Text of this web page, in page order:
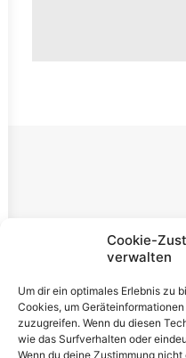
Cookie-
verwalten
Um dir ein optimales Erlebnis zu
Cookies, um
zuzugreifen. Wenn du diesen
wie das Surfverhalten oder
Wenn du deine Zustimmung
Rechtliches
Datenschutzerklärung
Cookie-Richtlinie (EU)